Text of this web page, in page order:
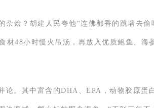
烩？胡建人民夸他“连佛都香的跳墙去偷
48小时慢火吊汤，再放入优质鲍鱼、
。其中富含的DHA、EPA，动物胶原蛋